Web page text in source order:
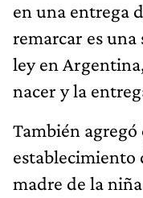
en una entrega
remarcar es
ley en
nacer y la
También agregó
establecimiento
madre de la